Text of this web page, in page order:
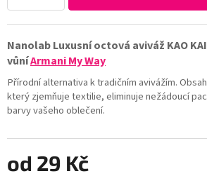
od 29 Kč
Nanolab Luxusní octová aviváž KAO
vůníArmani My Way
Přírodní alternativa k tradičním avivážím.
který zjemňuje textilie, eliminuje nežádoucí
barvy vašeho oblečení.